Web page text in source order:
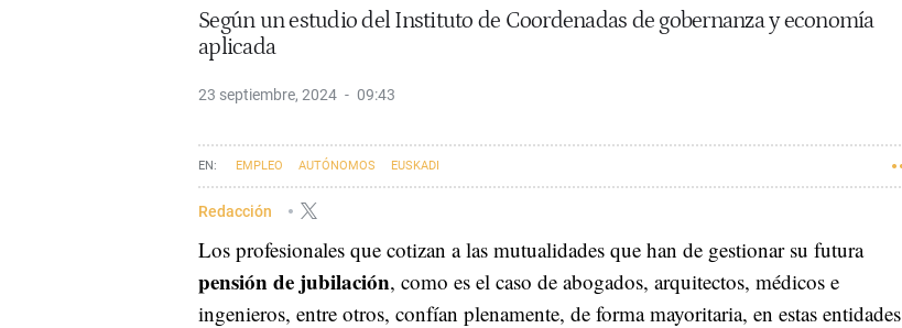
Según un estudio del Instituto de Coordenadas de gobernanza y economía
aplicada
23 septiembre, 2024 09:43
EMPLEO AUTÓNOMOS EUSKADI
Redacción
Los profesionales que cotizan a las mutualidades que han de gestionar su futura
pensión de jubilación, como es el caso de abogados, arquitectos, médicos e
ingenieros, entre otros, confían plenamente, de forma mayoritaria, en estas entidades